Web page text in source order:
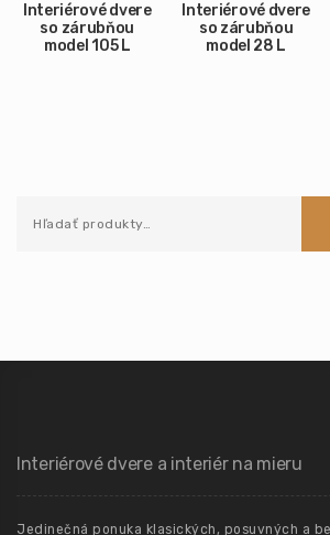
Interiérové dvere
so zárubňou
model 105 L
Interiérové dvere
so zárubňou
model 28 L
Interiérové dvere a interiér na mieru
Jedinečná ponuka klasických, posuvných a